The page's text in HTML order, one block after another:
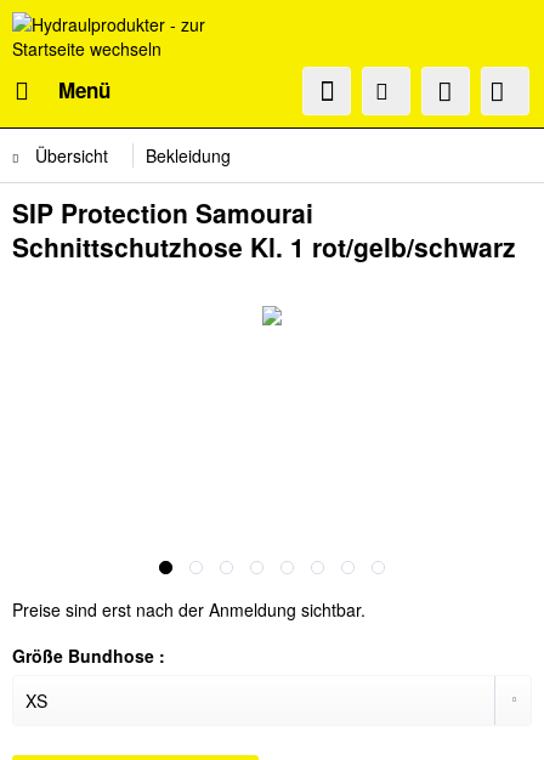
Menü
Übersicht Bekleidung
SIP Protection Samourai
Schnittschutzhose Kl. 1 rot/gelb/schwarz
Preise sind erst nach der Anmeldung sichtbar.
Größe Bundhose :